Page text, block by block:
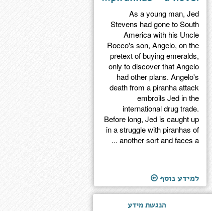
As a young man, Jed
Stevens had gone to South
America with his Uncle
Rocco's son, Angelo, on the
pretext of buying emeralds,
only to discover that Angelo
had other plans. Angelo's
death from a piranha attack
embroils Jed in the
international drug trade.
Before long, Jed is caught up
in a struggle with piranhas of
another sort and faces a ...
למידע נוסף
הנגשת מידע